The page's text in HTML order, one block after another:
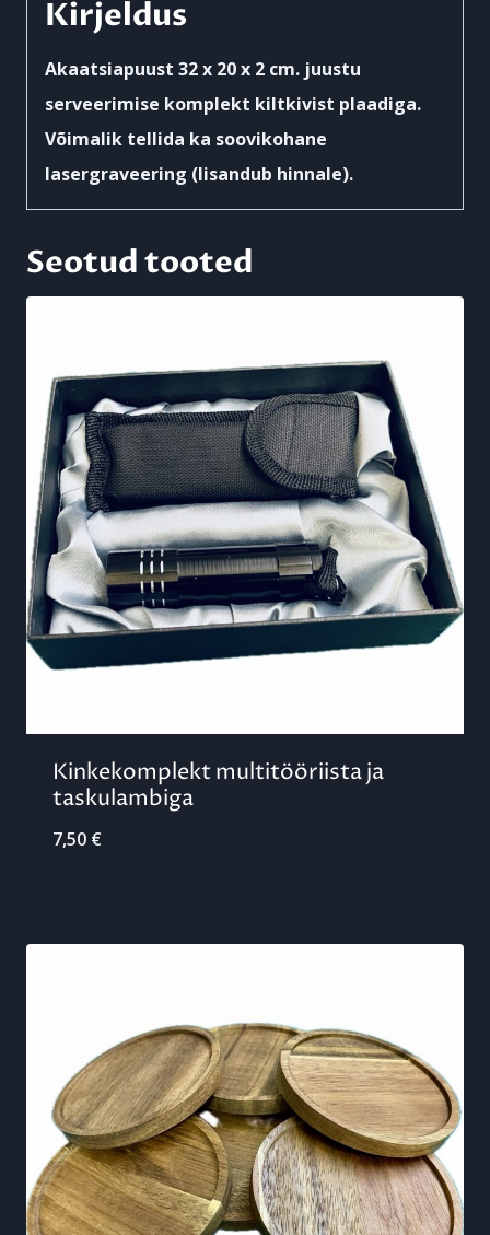
cm.Kirjeldus
Akaatsiapuust 32 x 20 x 2 cm. juustu
serveerimise komplekt kiltkivist plaadiga.
Võimalik tellida ka soovikohane
lasergraveering (lisandub hinnale).
Seotud tooted
Kinkekomplekt multitööriista ja
taskulambiga
7,50 €